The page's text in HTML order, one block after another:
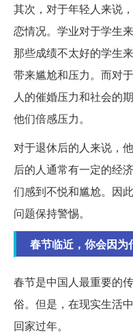
其次，对于年轻人来说
恋情况。学业对于学生
那些成绩不太好的学生
带来尴尬和压力。而对
人的催婚压力和社会的
他们倍感压力。
对于退休后的人来说，
后的人通常有一定的经
们感到不悦和尴尬。因
问题保持警惕。
春节临近，你会因
春节是中国人最重要的
俗。但是，在现实生活
回家过年。